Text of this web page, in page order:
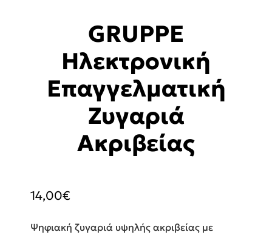
GRUPPE
Ηλεκτρονική
Επαγγελματική
Ζυγαριά
Ακριβείας
14,00€
Ψηφιακή ζυγαριά υψηλής ακριβείας με